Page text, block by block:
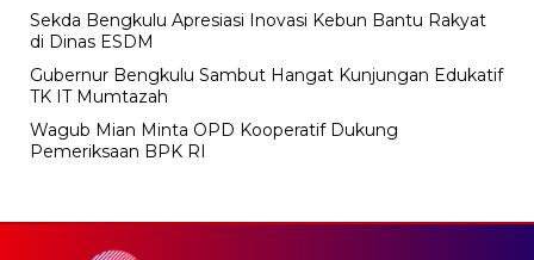
Sekda Bengkulu Apresiasi Inovasi Kebun Bantu Rakyat
di Dinas ESDM
Gubernur Bengkulu Sambut Hangat Kunjungan Edukatif
TK IT Mumtazah
Wagub Mian Minta OPD Kooperatif Dukung
Pemeriksaan BPK RI